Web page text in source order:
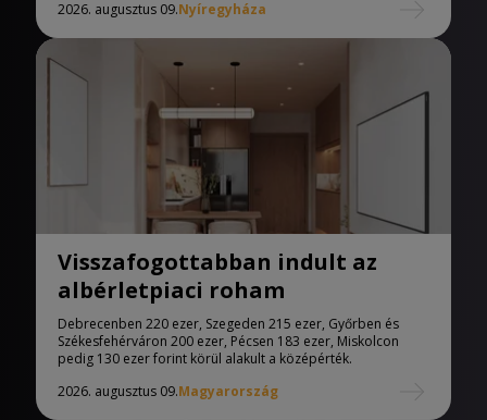
2026. augusztus 09.Nyíregyháza
Visszafogottabban indult az
albérletpiaci roham
Debrecenben 220 ezer, Szegeden 215 ezer, Győrben és
Székesfehérváron 200 ezer, Pécsen 183 ezer, Miskolcon
pedig 130 ezer forint körül alakult a középérték.
2026. augusztus 09.Magyarország